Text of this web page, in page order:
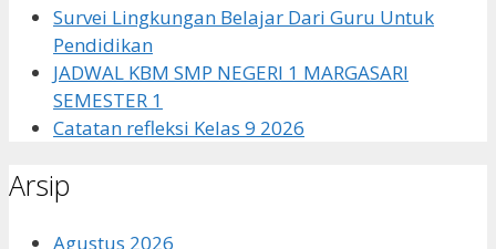
Survei Lingkungan Belajar Dari Guru Untuk
Pendidikan
JADWAL KBM SMP NEGERI 1 MARGASARI
SEMESTER 1
Catatan refleksi Kelas 9 2026
Arsip
Agustus 2026